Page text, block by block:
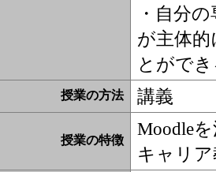
・自分
が主体
とがで
授業の方法 講義
授業の特徴
Moodle
キャリ